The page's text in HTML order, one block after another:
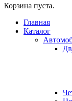
Корзина пуста.
Главная
Каталог